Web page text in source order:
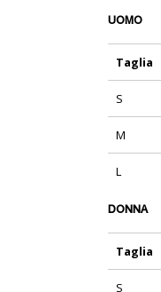
UOMO
Taglia
S
M
L
DONNA
Taglia
S